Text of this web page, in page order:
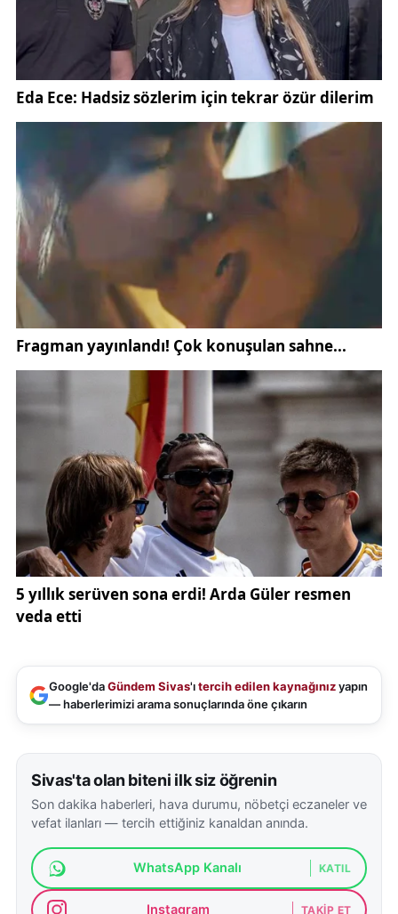
karşılaştığı manzaranın etkileyiciliğine dikkat
çekerek, bölgenin özellikle kış aylarında görülmeye
değer olduğunu dile getirdi.
Sivas genelinde etkili olan dondurucu soğuklar,
yalnızca barajları değil göletleri ve küçük su
birikintilerini de etkiliyor. Yetkililer, donmuş su
yüzeylerinin her zaman güvenli olmayabileceğine
dikkat çekerek vatandaşları tedbirli olmaları
konusunda uyarıyor. Bu kapsamda yapılan
açıklamalar ve güncel bilgilendirmeler,
Valiliği
’nin resmi internet sitesi olan
https://www.sivas.gov.tr
üzerinden de paylaşılıyor.
İncesu Barajı’nda oluşan bu görüntüler, Sivas’ın kış
turizmi potansiyelini bir kez daha gündeme taşıdı.
Özellikle fotoğraf ve doğa tutkunları için eşsiz
kareler sunan bölge, her yıl farklı mevsimlerde
ziyaret ediliyor. Benzer doğa ve şehir haberlerine
Gündem Sivas,Sivas haberleriveGürün haberleri
başlıkları altında ulaşılabiliyor.
Uzmanlar, donmuş baraj ve göllerin görsel açıdan
cazip olsa da ciddi riskler barındırabileceğini
vurguluyor. Bu nedenle vatandaşların bu tür
alanlarda dikkatli hareket etmesi, mümkünse
İncesu Barajı’nda kaydedilen bu görüntüler ise,
Sivas’ta kış mevsiminin ne denli sert geçtiğini somut
bir şekilde ortaya koyuyor.
Google'daGündem Sivas'ıtercih edilen kaynağınızyapın
— haberlerimizi arama sonuçlarında öne çıkarın
Sivas'ta olan biteni ilk siz öğrenin
Son dakika haberleri, hava durumu, nöbetçi eczaneler ve
vefat ilanları — tercih ettiğiniz kanaldan anında.
WhatsApp Kanalı KATIL
Instagram TAKIP ET